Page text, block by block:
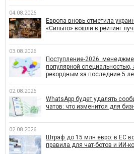
04.08.2026
Европа вновь отметила
«Сильпо» вошли в рейтинг
03.08.2026
Поступление-2026:
популярной
рекордным за последние 5
02.08.2026
WhatsApp будет удалять
чатов: что изменится для
02.08.2026
Штраф до 15 млн евро: в ЕС
правила для чат-ботов и ИИ-